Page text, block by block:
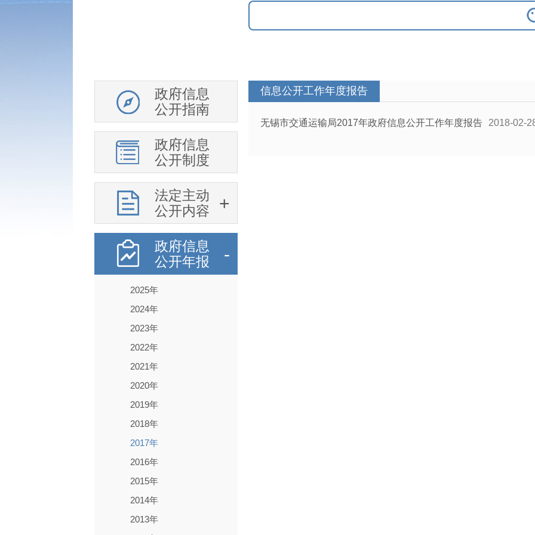
政府信息
公开指南
政府信息
公开制度
法定主动
公开内容
政府信息
公开年报
2025年
2024年
2023年
2022年
2021年
2020年
2019年
2018年
2017年
2016年
2015年
2014年
2013年
信息公开工作年度报告
无锡市交通运输局2017年政府信息公开工作年度报告 2018-02-